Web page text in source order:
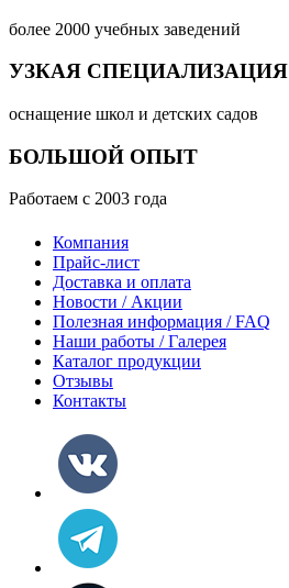
более 2000 учебных заведений
УЗКАЯ СПЕЦИАЛИЗАЦИЯ
оснащение школ и детских садов
БОЛЬШОЙ ОПЫТ
Работаем с 2003 года
Компания
Прайс-лист
Доставка и оплата
Новости / Акции
Полезная информация / FAQ
Наши работы / Галерея
Каталог продукции
Отзывы
Контакты